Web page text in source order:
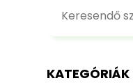
KATEGÓRIÁK